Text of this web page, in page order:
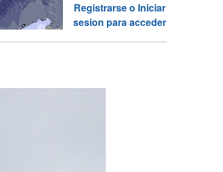
Registrarse o Iniciar
sesion para acceder